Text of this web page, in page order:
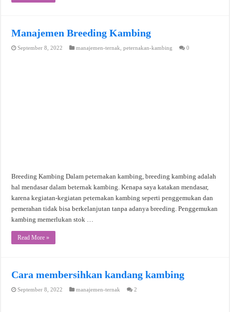
Manajemen Breeding Kambing
September 8, 2022 manajemen-ternak ,peternakan-kambing 0
Breeding Kambing Dalam peternakan kambing, breeding kambing adalah
hal mendasar dalam beternak kambing. Kenapa saya katakan mendasar,
karena kegiatan-kegiatan peternakan kambing seperti penggemukan dan
pemerahan tidak bisa berkelanjutan tanpa adanya breeding. Penggemukan
kambing memerlukan stok …
Read More »
Cara membersihkan kandang kambing
September 8, 2022 manajemen-ternak 2